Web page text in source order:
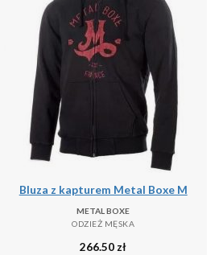
Bluza z kapturem Metal Boxe M
METAL BOXE
ODZIEŻ MĘSKA
266.50 zł